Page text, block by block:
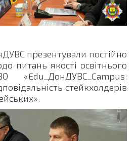
презентували постійно
питань якості освітнього
стейкхолдерів